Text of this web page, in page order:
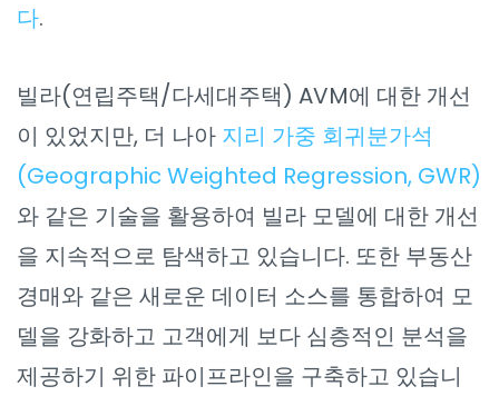
다.
빌라(연립주택/다세대주택) AVM에 대한 개선
이 있었지만, 더 나아 지리 가중 회귀분가석
(Geographic Weighted Regression, GWR)
와 같은 기술을 활용하여 빌라 모델에 대한 개선
을 지속적으로 탐색하고 있습니다. 또한 부동산
경매와 같은 새로운 데이터 소스를 통합하여 모
델을 강화하고 고객에게 보다 심층적인 분석을
제공하기 위한 파이프라인을 구축하고 있습니